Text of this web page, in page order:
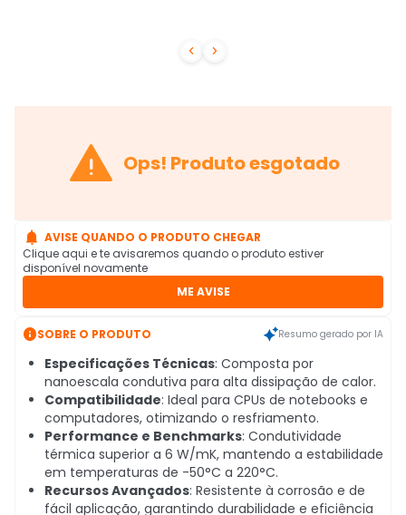
 
 Ops! Produto esgotado
 AVISE QUANDO O PRODUTO CHEGAR
Clique aqui e te avisaremos quando o produto estiver
disponível novamente
ME AVISE
SOBRE O PRODUTO Resumo gerado por IA
Especificações Técnicas: Composta por
nanoescala condutiva para alta dissipação de calor.
Compatibilidade: Ideal para CPUs de notebooks e
computadores, otimizando o resfriamento.
Performance e Benchmarks: Condutividade
térmica superior a 6 W/mK, mantendo a estabilidade
em temperaturas de -50°C a 220°C.
Recursos Avançados: Resistente à corrosão e de
fácil aplicação, garantindo durabilidade e eficiência